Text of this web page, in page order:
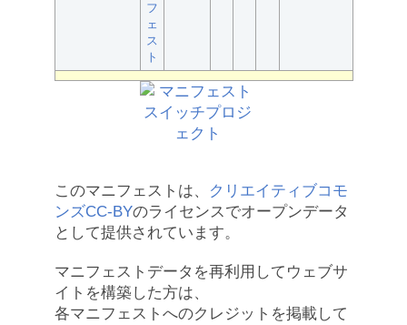
フ
ェ
ス
ト
このマニフェストは、
クリエイティブコモ
ンズCC-BYのライセンスでオープンデータ
として提供されています。
マニフェストデータを再利用してウェブサ
イトを構築した方は、
各マニフェストへのクレジットを掲載して